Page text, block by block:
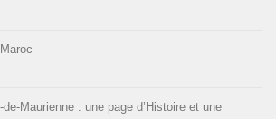
Maurienne : une page d’Histoire et une